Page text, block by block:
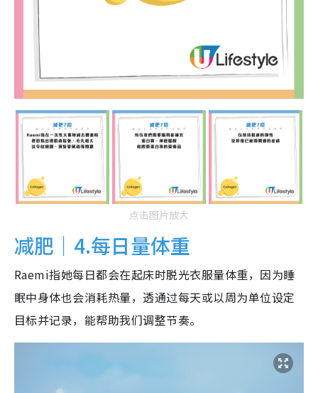
点击图片放大
减肥｜4.每日量体重
Raemi指她每日都会在起床时脱光衣服量体重，因为睡
眠中身体也会消耗热量，透通过每天或以周为单位设定
目标并记录，能帮助我们调整节奏。